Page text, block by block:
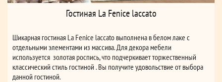
Гостиная La Fenice laccato
Шикарная гостиная La Fenice laccato выполнена в белом лаке с
отдельными элементами из массива. Для декора мебели
используется золотая роспись, что подчеркивает торжественный
классический стиль гостиной . Вы получите удовольствие от выбора
данной гостиной.